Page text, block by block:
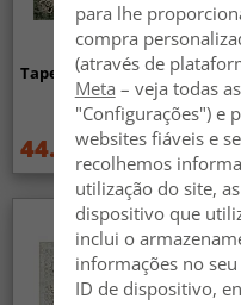
Tapete Wilton - Taknis
44.99 € 59.99 €
para lhe
compra
(através de
Meta – veja todas
"Configurações") e
websites fiáveis e
recolhemos
utilização do site,
dispositivo que
inclui o
informações no
ID de dispositivo,